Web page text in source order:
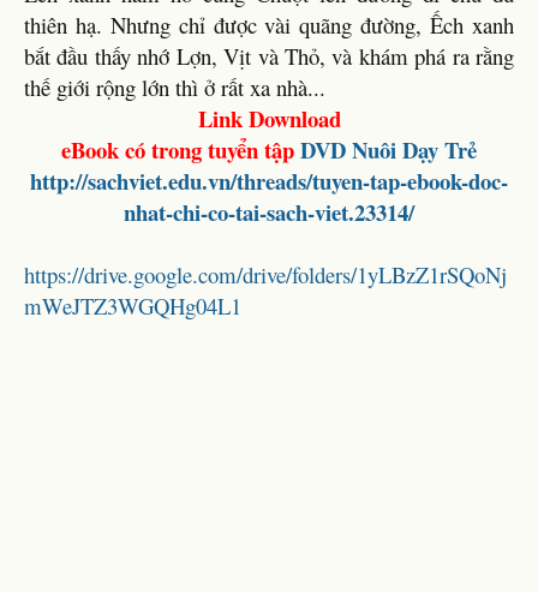
thiên hạ. Nhưng chỉ được vài quãng đường, Ếch xanh
bắt đầu thấy nhớ Lợn, Vịt và Thỏ, và khám phá ra rằng
thế giới rộng lớn thì ở rất xa nhà...
Link Download
eBook có trong tuyển tậpDVD Nuôi Dạy Trẻ
http://sachviet.edu.vn/threads/tuyen-tap-ebook-doc-
nhat-chi-co-tai-sach-viet.23314/
https://drive.google.com/drive/folders/1yLBzZ1rSQoNj
mWeJTZ3WGQHg04L1